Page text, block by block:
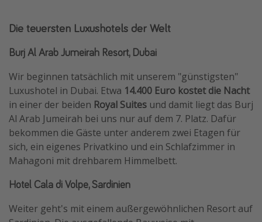
Die teuersten Luxushotels der Welt
Burj Al Arab Jumeirah Resort, Dubai
Wir beginnen tatsächlich mit unserem "günstigsten"
Luxushotel in Dubai. Etwa 14.400 Euro kostet die Nacht
in einer der beiden Royal Suites und damit liegt das Burj
Al Arab Jumeirah bei uns nur auf dem 7. Platz. Dafür
bekommen die Gäste unter anderem zwei Etagen für
sich, ein eigenes Privatkino und ein Schlafzimmer in
Mahagoni mit drehbarem Himmelbett.
Hotel Cala di Volpe, Sardinien
Weiter geht's mit einem außergewöhnlichen Resort auf